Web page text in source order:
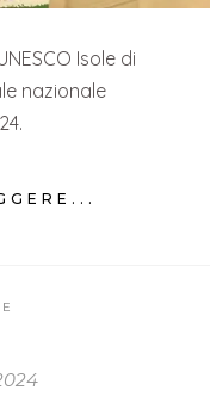
Isole di
nazionale